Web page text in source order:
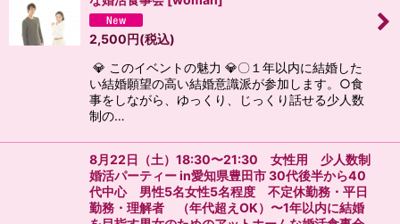
2,500円(税込)
💎 このイベントの魅力 💎〇１年以内に結婚した
い結婚願望の高い結婚意識派が参加します。○食
事をしながら、ゆっくり、じっくり話せる少人数
制の…
8月22日（土）18:30〜21:30 女性用 少人数制
婚活パーティー in愛知県豊田市 30代後半から40
代中心 男性5名女性5名程度 不定休勤務・平日
勤務・理解者 （年代超えOK）〜1年以内に結婚